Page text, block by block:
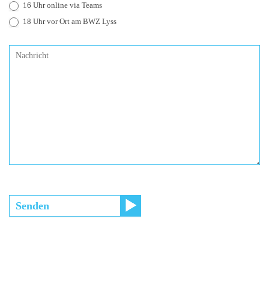
16 Uhr online via Teams
18 Uhr vor Ort am BWZ Lyss
Senden